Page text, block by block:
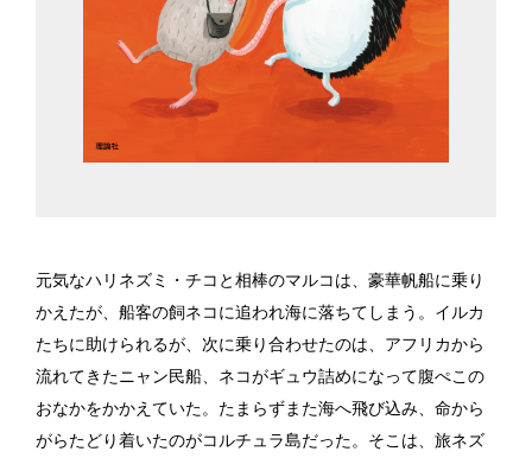
元気なハリネズミ・チコと相棒のマルコは、豪華帆船に乗り
かえたが、船客の飼ネコに追われ海に落ちてしまう。イルカ
たちに助けられるが、次に乗り合わせたのは、アフリカから
流れてきたニャン民船、ネコがギュウ詰めになって腹ぺこの
おなかをかかえていた。たまらずまた海へ飛び込み、命から
がらたどり着いたのがコルチュラ島だった。そこは、旅ネズ